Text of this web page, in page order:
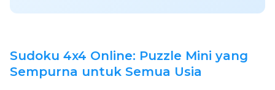
Sudoku 4x4 Online: Puzzle Mini yang
Sempurna untuk Semua Usia